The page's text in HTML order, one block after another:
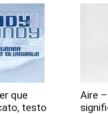
que
testo
Aire